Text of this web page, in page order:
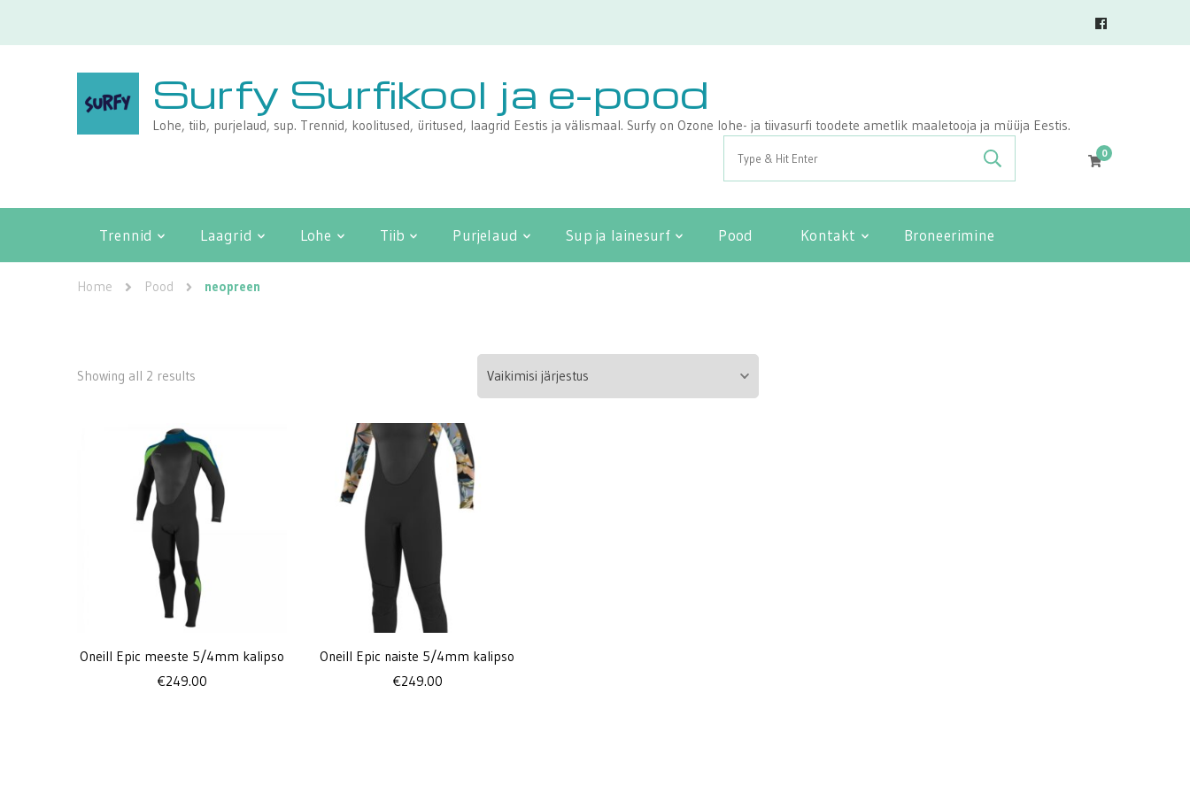
Surfy Surfikool ja e-pood
Lohe, tiib, purjelaud, sup. Trennid, koolitused, üritused, laagrid Eestis ja välismaal. Surfy on Ozone lohe- ja tiivasurfi toodete ametlik maaletooja ja müüja Eestis.
for:
0
Trennid Laagrid Lohe Tiib Purjelaud Sup ja lainesurf Pood Kontakt Broneerimine
Home Pood neopreen
Showing all 2 results
Oneill Epic meeste 5/4mm kalipso
€249.00
Oneill Epic naiste 5/4mm kalipso
€249.00